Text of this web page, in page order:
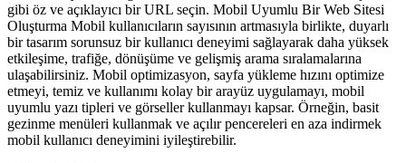
gibi öz ve açıklayıcı bir URL seçin. Mobil Uyumlu Bir Web Sitesi
Oluşturma Mobil kullanıcıların sayısının artmasıyla birlikte, duyarlı
bir tasarım sorunsuz bir kullanıcı deneyimi sağlayarak daha yüksek
etkileşime, trafiğe, dönüşüme ve gelişmiş arama sıralamalarına
ulaşabilirsiniz. Mobil optimizasyon, sayfa yükleme hızını optimize
etmeyi, temiz ve kullanımı kolay bir arayüz uygulamayı, mobil
uyumlu yazı tipleri ve görseller kullanmayı kapsar. Örneğin, basit
gezinme menüleri kullanmak ve açılır pencereleri en aza indirmek
mobil kullanıcı deneyimini iyileştirebilir.